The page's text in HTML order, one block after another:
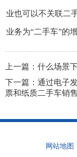
业也可以不关联二
业务为“二手车”的
上一篇： 什么场景
下一篇： 通过电子
票和纸质二手车销
网站地图